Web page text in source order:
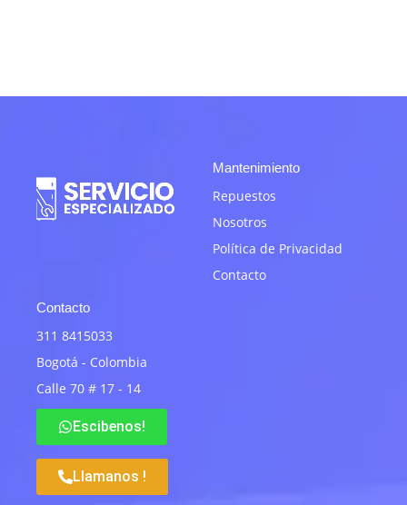
Mantenimiento
Repuestos
Nosotros
Política de Privacidad
Contacto
Contacto
311 8415033
Bogotá - Colombia
Calle 70 # 17 - 14
Escibenos!
Llamanos !